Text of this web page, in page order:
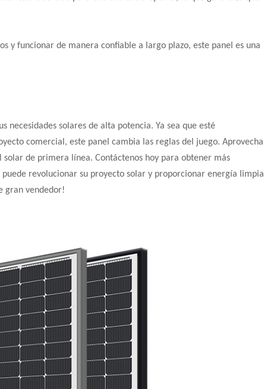
y funcionar de manera confiable a largo plazo, este panel es una
necesidades solares de alta potencia. Ya sea que esté
comercial, este panel cambia las reglas del juego. Aprovecha
de primera línea. Contáctenos hoy para obtener más
revolucionar su proyecto solar y proporcionar energía limpia
gran vendedor!